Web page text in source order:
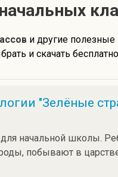
и другие
и скачать
"Зелёные
начальной школы.
побывают в